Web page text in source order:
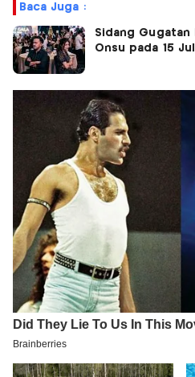
Baca Juga :
Sidang Gugatan
Onsu pada 15